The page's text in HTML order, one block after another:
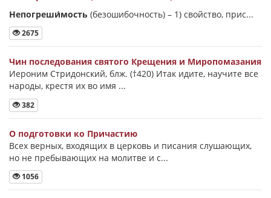
Непогреши́мость (безошибочность) – 1) свойство, прис...
2675
Чин последования святого Крещения и Миропомазания
Иероним Стридонский, блж. (†420) Итак идите, научите все
народы, крестя их во имя ...
382
О подготовки ко Причастию
Всех верных, входящих в церковь и писания слушающих,
но не пребывающих на молитве и с...
1056